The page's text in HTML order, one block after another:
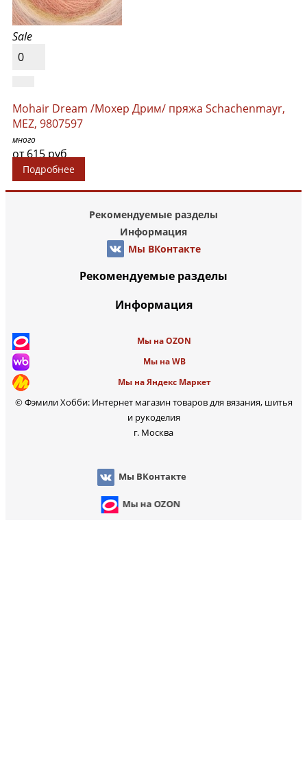
Sale
0
Mohair Dream /Мохер Дрим/ пряжа Schachenmayr,
MEZ, 9807597
много
от 615 руб
Подробнее
Рекомендуемые разделы
Информация
Мы ВКонтакте
Рекомендуемые разделы
Информация
Мы на OZON
Мы на WB
Мы на Яндекс Маркет
© Фэмили Хобби: Интернет магазин товаров для вязания, шитья
и рукоделия
г. Москва
Мы ВКонтакте
Мы на OZON